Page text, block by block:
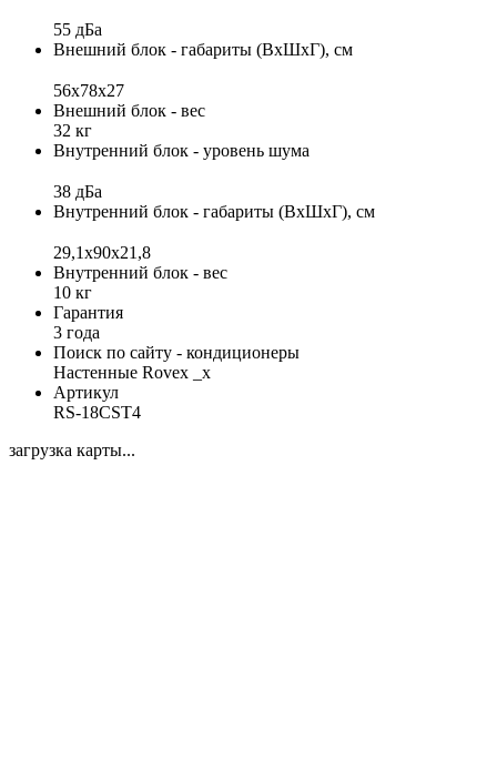
55 дБа
Внешний блок - габариты (ВхШхГ), см
56х78x27
Внешний блок - вес
32 кг
Внутренний блок - уровень шума
38 дБа
Внутренний блок - габариты (ВхШхГ), см
29,1х90х21,8
Внутренний блок - вес
10 кг
Гарантия
3 года
Поиск по сайту - кондиционеры
Настенные Rovex _x
Артикул
RS-18CST4
загрузка карты...